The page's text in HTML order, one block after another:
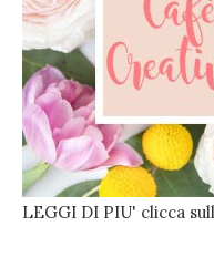
LEGGI DI PIU' clicca